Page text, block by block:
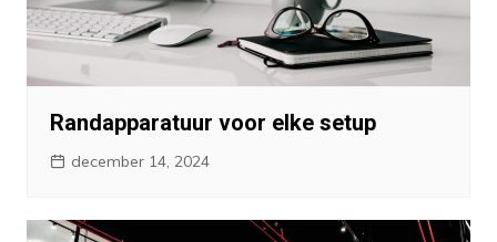
Randapparatuur voor elke setup
december 14, 2024